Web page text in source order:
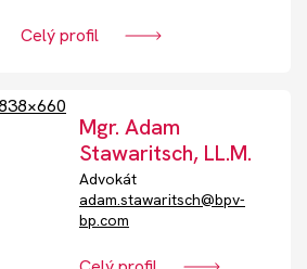
Celý profil
Mgr. Adam
Stawaritsch, LL.M.
Advokát
adam.stawaritsch@bpv-
bp.com